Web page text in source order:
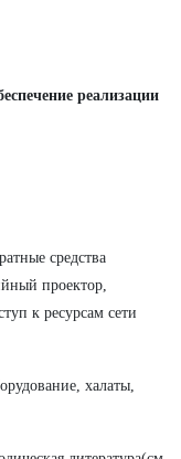
реализации
средства
проектор,
к ресурсам сети
халаты,